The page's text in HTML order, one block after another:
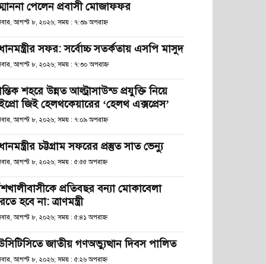
পেলেন প্রবাসী মোজাফফর
আগস্ট ৮, ২০২৬; সময় : ৭:৩৯ অপরাহ্ণ
সফর: সর্বোচ্চ সতর্কতায় এসপি মাসুদ
আগস্ট ৮, ২০২৬; সময় : ৭:৩০ অপরাহ্ণ
শহরে উন্নত আল্ট্রাসাউন্ড প্রযুক্তি নিয়ে
জিই হেলথকেয়ারের ‘হেলথ এক্সপ্রেস’
আগস্ট ৮, ২০২৬; সময় : ৭:০৯ অপরাহ্ণ
চট্টগ্রাম সফরের প্রস্তুত সাত ভেন্যু
আগস্ট ৮, ২০২৬; সময় : ৫:৫৫ অপরাহ্ণ
প্রতিবছর বন্যা মোকাবেলা
হবে না: ত্রাণমন্ত্রী
আগস্ট ৮, ২০২৬; সময় : ৫:৪১ অপরাহ্ণ
জাতীয় গণঅভ্যুত্থান দিবস পালিত
আগস্ট ৮, ২০২৬; সময় : ৫:২৬ অপরাহ্ণ